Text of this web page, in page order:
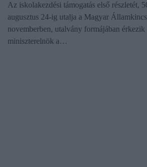
Az iskolakezdési támogatás első részletét,
augusztus 24-ig utalja a Magyar
novemberben, utalvány formájában érkezik
miniszterelnök a…